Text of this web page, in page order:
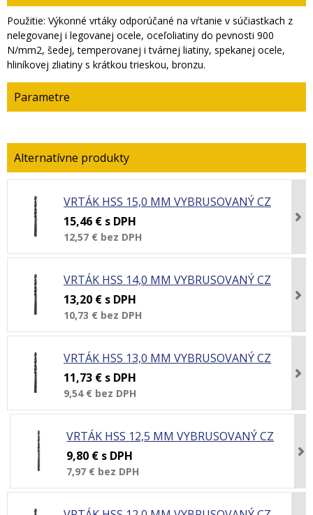
Použitie: Výkonné vrtáky odporúčané na vŕtanie v súčiastkach z
nelegovanej i legovanej ocele, oceľoliatiny do pevnosti 900
N/mm2, šedej, temperovanej i tvárnej liatiny, spekanej ocele,
hliníkovej zliatiny s krátkou trieskou, bronzu.
Parametre
VRTÁK HSS 15,0 MM VYBRUSOVANÝ CZ
15,46 € s DPH
12,57 € bez DPH
VRTÁK HSS 14,0 MM VYBRUSOVANÝ CZ
13,20 € s DPH
10,73 € bez DPH
VRTÁK HSS 13,0 MM VYBRUSOVANÝ CZ
11,73 € s DPH
9,54 € bez DPH
VRTÁK HSS 12,5 MM VYBRUSOVANÝ CZ
9,80 € s DPH
7,97 € bez DPH